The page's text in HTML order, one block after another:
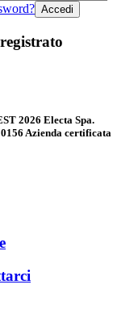
2026 Electa Spa.
Azienda